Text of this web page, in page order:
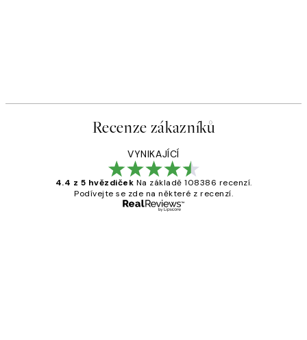
Recenze zákazníků
VYNIKAJÍCÍ
4.4 z 5 hvězdiček Na základě 108386 recenzí.
Podívejte se zde na některé z recenzí.